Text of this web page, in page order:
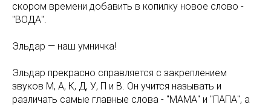
скором времени добавить в копилку новое слово -
"ВОДА".
Эльдар — наш умничка!
Эльдар прекрасно справляется с закреплением
звуков М, А, К, Д, У, П и В. Он учится называть и
различать самые главные слова - "МАМА" и "ПАПА", а